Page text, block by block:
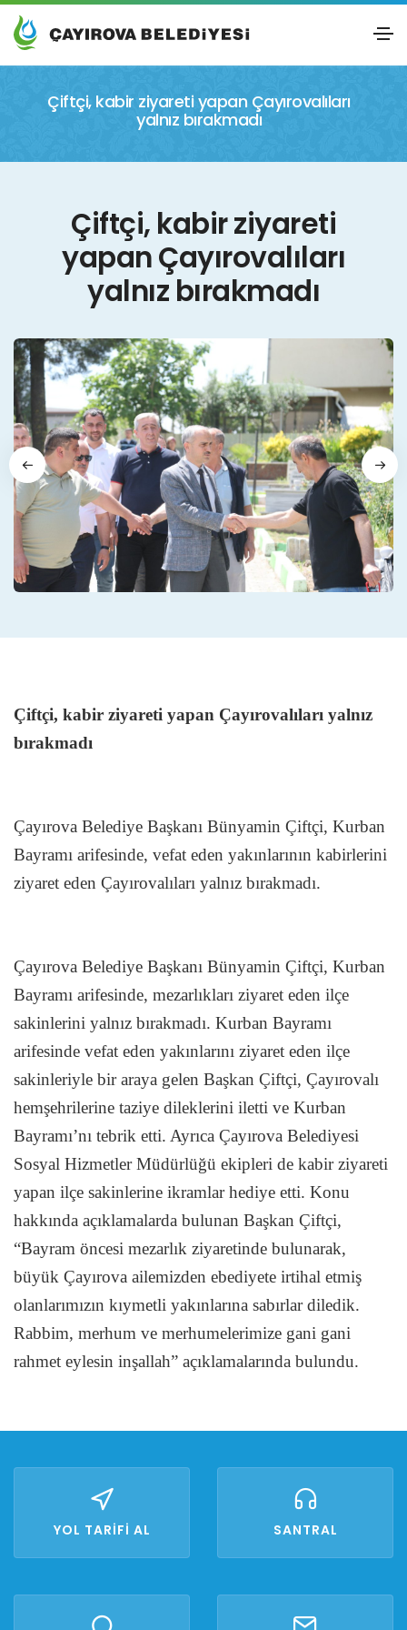
Çiftçi, kabir ziyareti yapan Çayırovalıları
yalnız bırakmadı
Çiftçi, kabir ziyareti
yapan Çayırovalıları
yalnız bırakmadı
Çiftçi, kabir ziyareti yapan Çayırovalıları yalnız
bırakmadı
Çayırova Belediye Başkanı Bünyamin Çiftçi, Kurban
Bayramı arifesinde, vefat eden yakınlarının kabirlerini
ziyaret eden Çayırovalıları yalnız bırakmadı.
Çayırova Belediye Başkanı Bünyamin Çiftçi, Kurban
Bayramı arifesinde, mezarlıkları ziyaret eden ilçe
sakinlerini yalnız bırakmadı. Kurban Bayramı
arifesinde vefat eden yakınlarını ziyaret eden ilçe
sakinleriyle bir araya gelen Başkan Çiftçi, Çayırovalı
hemşehrilerine taziye dileklerini iletti ve Kurban
Bayramı’nı tebrik etti. Ayrıca Çayırova Belediyesi
Sosyal Hizmetler Müdürlüğü ekipleri de kabir ziyareti
yapan ilçe sakinlerine ikramlar hediye etti. Konu
hakkında açıklamalarda bulunan Başkan Çiftçi,
“Bayram öncesi mezarlık ziyaretinde bulunarak,
büyük Çayırova ailemizden ebediyete irtihal etmiş
olanlarımızın kıymetli yakınlarına sabırlar diledik.
Rabbim, merhum ve merhumelerimize gani gani
rahmet eylesin inşallah” açıklamalarında bulundu.
YOL TARİFİ AL SANTRAL